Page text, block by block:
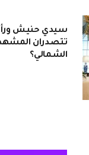
سيدي حنيش
تتصدران
الشمالي؟